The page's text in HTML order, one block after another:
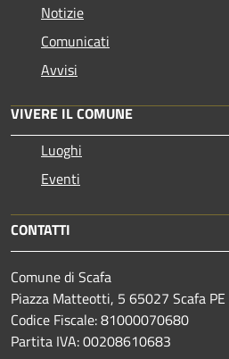
Notizie
Comunicati
Avvisi
VIVERE IL COMUNE
Luoghi
Eventi
CONTATTI
Comune di Scafa
Piazza Matteotti, 5 65027 Scafa PE
Codice Fiscale: 81000070680
Partita IVA: 00208610683